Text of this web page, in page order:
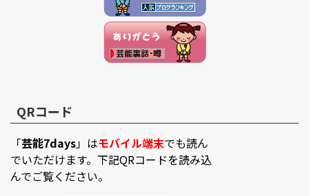
QRコード
「芸能7days」はモバイル端末でも読ん
でいただけます。下記QRコードを読み込
んでご覧ください。